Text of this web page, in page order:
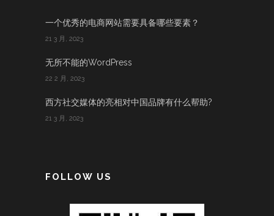
一个优秀的电商网站需要具备哪些要素？
21 3 月, 2023
无所不能的WordPress
22 2 月, 2023
西方社交媒体的亮相对中国品牌有什么帮助?
21 3 月, 2023
FOLLOW US